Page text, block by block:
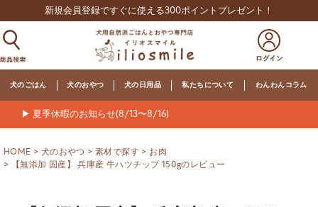
新規会員登録ですぐに使える300ポイントプレゼント！
犬のごはん 犬のおやつ 犬の日用品 私たちについて わんわんコラム
▶ 夏季休暇のお知らせ(8/13〜8/16)
HOME 犬のおやつ 素材で探す
お肉
【無添加 国産】 兵庫産 牛ハツチップ 150gのレビュー